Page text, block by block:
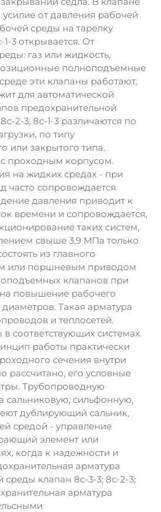
от давления рабочей
среды на тарелку
3 открывается. От
газ или жидкость,
полноподъемные
эти клапаны работают,
для автоматической
предохранительной
2-3; 8с-1-3 различаются по
по типу
или закрытого типа.
проходным корпусом.
на жидких средах - при
часто сопровождается
давления приводит к
времени и сопровождается,
таких систем,
свыше 3,9 МПа только
из главного
или поршневым приводом
клапанов при
повышение рабочего
Такая арматура
и теплосетей.
соответствующих системах.
работы практически
сечения внутри
рассчитано, его условные
Трубопроводную
сальниковую, сильфонную,
дублирующий сальник,
средой - управление
элемент или
когда к надежности и
арматура
клапан 8c-3-3; 8с-2-3;
арматура